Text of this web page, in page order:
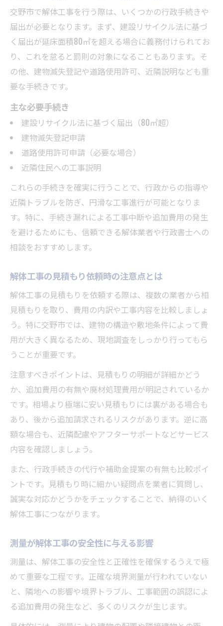
500万円未満の工事で知るべき申請方法
解体工事の実績がある業者を選ぶポイント
手続きや費用をスムーズに進める実践的な解体
工事術
解体工事の見積もり取得から契約までの手
順
費用の内訳を比較して納得の業者選びを実
現
測量データが反映された正確な工事計画の
立て方
500万円未満工事の簡略化できる手続きまと
め
悪質業者を避けるための見極めポイント
信頼できる解体工事で安心の住まい再生を実現
する方法
理
信頼できる業者選びが安心につながる理由
測量結果を活用した次の住まい計画の進め
方
工事完了後のアフターサポート確認の重要
性
交野市の地域性を考慮した進行ポイント
交野市で解体工事を行う際は、いくつかの行政手続きや
届出が必要となります。まず、建設リサイクル法に基づ
く届出が延床面積80㎡を超える場合に義務付けられてお
り、これを怠ると罰則の対象になることもあります。そ
の他、建物滅失登記や道路使用許可、近隣説明なども重
要な手続きです。
主な必要手続き
建設リサイクル法に基づく届出（80㎡超）
建物滅失登記申請
道路使用許可申請（必要な場合）
近隣住民への工事説明
これらの手続きを確実に行うことで、行政からの指導や
近隣トラブルを防ぎ、円滑な工事進行が可能となりま
す。特に、手続き漏れによる工事中断や追加費用の発生
を避けるためにも、信頼できる解体業者や行政書士への
相談をおすすめします。
解体工事の見積もり依頼時の注意点とは
解体工事の見積もりを依頼する際は、複数の業者から相
見積もりを取り、費用の内訳や工事内容を比較しましょ
う。特に交野市では、建物の構造や敷地条件によって費
用が大きく異なるため、現地調査をしっかり行ってもら
うことが重要です。
注意すべきポイントは、見積もりの明細が詳細かどう
か、追加費用の有無や廃材処理費用が明記されているか
です。相場より極端に安い見積もりには裏がある場合も
あり、後から追加請求されるリスクがあります。逆に高
額な場合も、近隣配慮やアフターサポートなどサービス
内容を確認しましょう。
また、行政手続きの代行や補助金提案の有無も比較ポイ
ントです。見積もり時に細かい疑問点を業者に質問し、
誠実な対応かどうかをチェックすることで、納得のいく
解体工事につながります。
測量が解体工事の安全性に与える影響
測量は、解体工事の安全性と正確性を確保するうえで極
めて重要な工程です。正確な境界測量が行われていない
と、隣地への影響や境界トラブル、工事範囲の誤認によ
る追加費用の発生など、多くのリスクが生じます。